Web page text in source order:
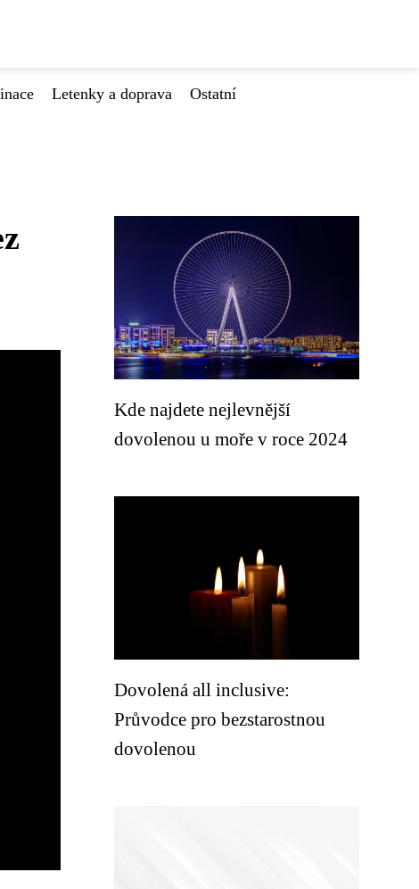
Letenky a doprava
Ostatní
Kde najdete nejlevnější
dovolenou u moře v roce 2024
Dovolená all inclusive:
Průvodce pro bezstarostnou
dovolenou